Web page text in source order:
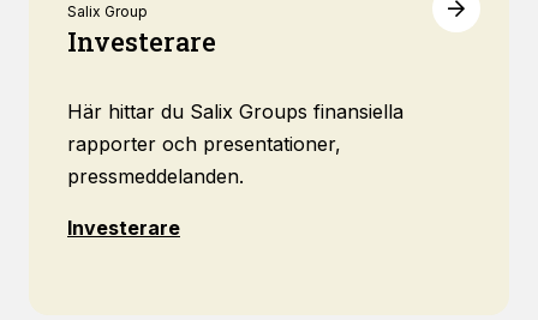
Salix Group
Investerare
Här hittar du Salix Groups finansiella
rapporter och presentationer,
pressmeddelanden.
Investerare